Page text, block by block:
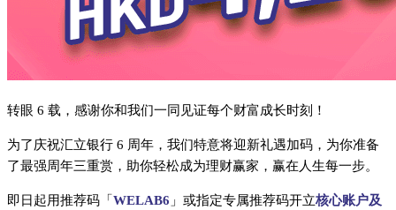
转眼 6 载，感谢你和我们一同见证每个财富成长时刻！
为了庆祝汇立银行 6 周年，我们特意将迎新礼遇加码，为你准备
了最强周年三重赏，助你轻松成为理财赢家，赢在人生每一步。
即日起用推荐码「 WELAB6 」或指定专属推荐码开立核心账户及